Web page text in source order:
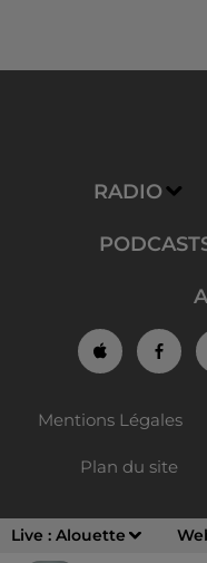
Live : Alouette
RADIO
Mentions Légales
Plan du site